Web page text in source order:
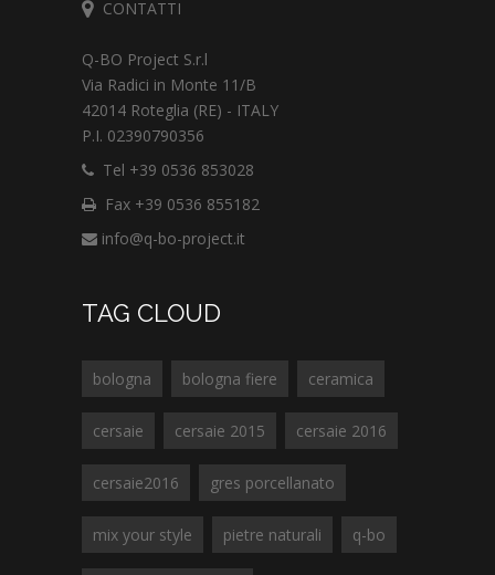
CONTATTI
Q-BO Project S.r.l
Via Radici in Monte 11/B
42014 Roteglia (RE) - ITALY
P.I. 02390790356
Tel +39 0536 853028
Fax +39 0536 855182
info@q-bo-project.it
TAG CLOUD
bologna bologna fiere ceramica
cersaie cersaie 2015 cersaie 2016
cersaie2016 gres porcellanato
mix your style pietre naturali q-bo